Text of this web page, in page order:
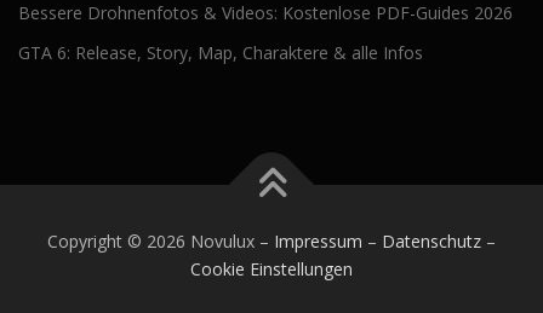
Bessere Drohnenfotos & Videos: Kostenlose PDF-Guides 2026
GTA 6: Release, Story, Map, Charaktere & alle Infos
Copyright © 2026 Novulux – Impressum – Datenschutz –
Cookie Einstellungen